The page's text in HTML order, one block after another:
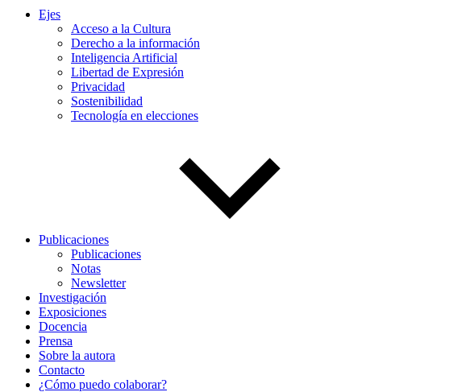
Ejes
Acceso a la Cultura
Derecho a la información
Inteligencia Artificial
Libertad de Expresión
Privacidad
Sostenibilidad
Tecnología en elecciones
Publicaciones
Publicaciones
Notas
Newsletter
Investigación
Exposiciones
Docencia
Prensa
Sobre la autora
Contacto
¿Cómo puedo colaborar?